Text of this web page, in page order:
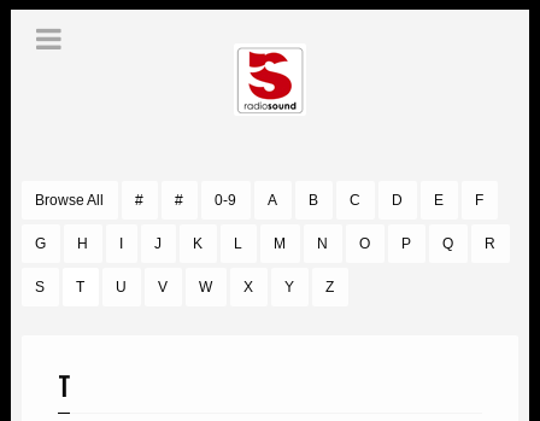
Browse All # # 0-9 A B C D E F
G H J K L M N O P Q R
S T U V W X Y Z
T